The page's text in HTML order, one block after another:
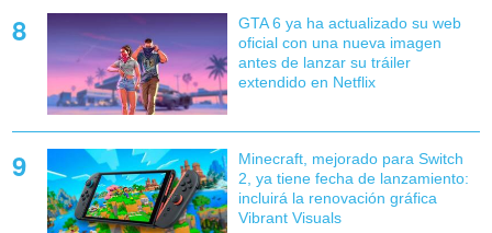
GTA 6 ya ha actualizado su web
oficial con una nueva imagen
antes de lanzar su tráiler
extendido en Netflix
Minecraft, mejorado para Switch
2, ya tiene fecha de lanzamiento:
incluirá la renovación gráfica
Vibrant Visuals